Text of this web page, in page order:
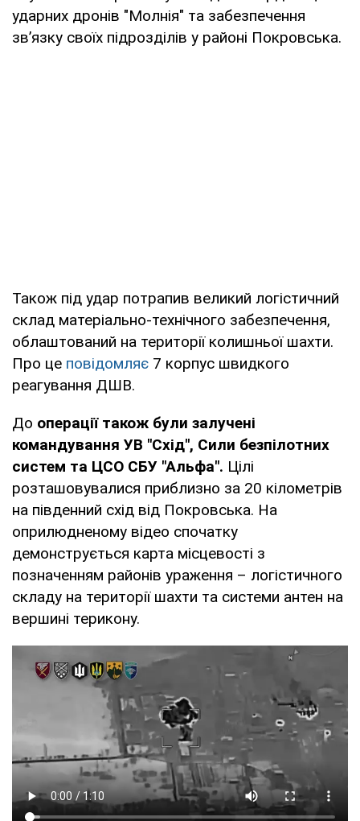
ударних дронів "Молнія" та забезпечення
зв’язку своїх підрозділів у районі Покровська.
Також під удар потрапив великий логістичний
склад матеріально-технічного забезпечення,
облаштований на території колишньої шахти.
Про це повідомляє 7 корпус швидкого
реагування ДШВ.
До операції також були залучені
командування УВ "Схід", Сили безпілотних
систем та ЦСО СБУ "Альфа". Цілі
розташовувалися приблизно за 20 кілометрів
на південний схід від Покровська. На
оприлюдненому відео спочатку
демонструється карта місцевості з
позначенням районів ураження – логістичного
складу на території шахти та системи антен на
вершині терикону.